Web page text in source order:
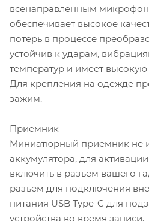
всенаправленным
обеспечивает высокое
потерь в процессе
устойчив к ударам,
температур и имеет
Для крепления на одежде
зажим.
Приемник
Миниатюрный приемник не
аккумулятора, для
включить в разъем вашего
разъем для подключения
питания USB Type-C для
устройства во время записи.